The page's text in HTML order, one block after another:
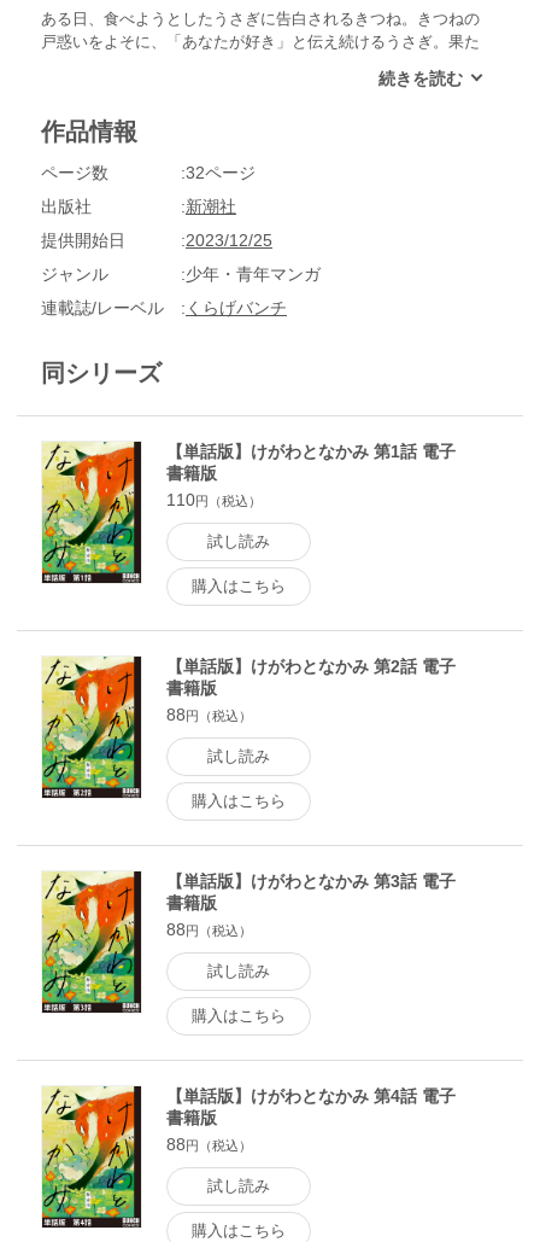
ある日、食べようとしたうさぎに告白されるきつね。きつねの
戸惑いをよそに、「あなたが好き」と伝え続けるうさぎ。果た
――？ 「泣いた」という声続出の、異種同士の愛と友情の物
作品情報
ページ数
32ページ
出版社
新潮社
提供開始日
2023/12/25
ジャンル
少年・青年マンガ
連載誌/レーベル
くらげバンチ
同シリーズ
【単話版】けがわとなかみ 第1話 電子
書籍版
110円（税込）
試し読み
購入はこちら
【単話版】けがわとなかみ 第2話 電子
書籍版
88円（税込）
試し読み
購入はこちら
【単話版】けがわとなかみ 第3話 電子
書籍版
88円（税込）
試し読み
購入はこちら
【単話版】けがわとなかみ 第4話 電子
書籍版
88円（税込）
試し読み
購入はこちら